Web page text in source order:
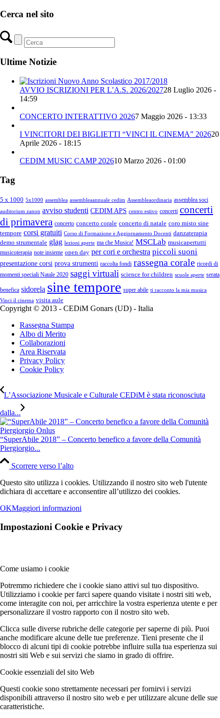
Cerca nel sito
Ultime Notizie
AVVIO ISCRIZIONI PER L’A.S. 2026/202728 Luglio 2026 -
14:59
CONCERTO INTERATTIVO 20267 Maggio 2026 - 13:33
I VINCITORI DEI BIGLIETTI “VINCI IL CINEMA” 202620
Aprile 2026 - 18:15
CEDIM MUSIC CAMP 202610 Marzo 2026 - 01:00
Tag
5 x 1000 5x1000 assemblea assembleaannuale cedim Assembleaordinaria assemblea soci
auditorium zanon avviso studenti CEDIM APS centro estivo concerti concerti
di primavera concerto concerto corale concerto di natale coro misto sine
tempore corsi gratuiti Corso di Formazione e Aggiornamento Docenti danzaterapia
demo strumentale glag lezioni aperte ma che Musica! MSCLab musicapertutti
musicoterapia note insieme open day per cori e orchestra piccoli suoni
presentazione corsi prova strumenti raccolta fondi rassegna corale ricordi di
momenti speciali Natale 2020 saggi virtuali science for children scuole aperte serata
benefica sidorela sine tempore super abile ti racconto la mia musica
Vinci il cinema visita aule
Copyright © 2013 - CEDiM Gonars (UD) - Italia
Rassegna Stampa
Albo di Merito
Collaborazioni
Area Riservata
Privacy Policy
Cookie Policy
L’Associazione Musicale e Culturale CEDiM è stata riconosciuta
dalla...
“SuperAbile 2018” – Concerto benefico a favore della Comunità
Piergiorgio...
Scorrere verso l’alto
Questo sito utilizza i cookies. Utilizzando il nostro sito web l'utente
dichiara di accettare e acconsentire all’utilizzo dei cookies.
OKMaggiori informazioni
Impostazioni Cookie e Privacy
Come usiamo i cookie
Potremmo richiedere che i cookie siano attivi sul tuo dispositivo.
Utilizziamo i cookie per farci sapere quando visitate i nostri siti web,
come interagite con noi, per arricchire la vostra esperienza utente e per
personalizzare il vostro rapporto con il nostro sito web.
Clicca sulle diverse rubriche delle categorie per saperne di più. Puoi
anche modificare alcune delle tue preferenze. Tieni presente che il
blocco di alcuni tipi di cookie potrebbe influire sulla tua esperienza sui
nostri siti Web e sui servizi che siamo in grado di offrire.
Cookie essenziali del sito Web
Questi cookie sono strettamente necessari per fornirvi i servizi
disponibili attraverso il nostro sito web e per utilizzare alcune delle sue
caratteristiche.